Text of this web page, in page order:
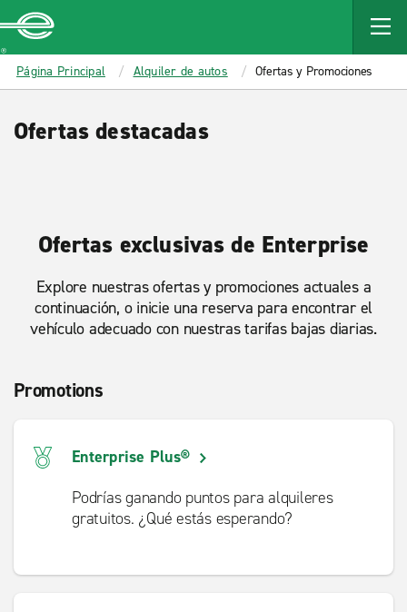
MAIN
CONTENT
Enterprise
Página Principal Alquiler de autos Ofertas y Promociones
Ofertas destacadas
Ofertas exclusivas de Enterprise
Explore nuestras ofertas y promociones actuales a
continuación, o inicie una reserva para encontrar el
vehículo adecuado con nuestras tarifas bajas diarias.
Promotions
Enterprise Plus®
Podrías ganando puntos para alquileres
gratuitos. ¿Qué estás esperando?